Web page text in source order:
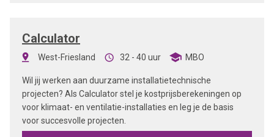
Calculator
West-Friesland 32 - 40 uur MBO
Wil jij werken aan duurzame installatietechnische
projecten? Als Calculator stel je kostprijsberekeningen op
voor klimaat- en ventilatie-installaties en leg je de basis
voor succesvolle projecten.